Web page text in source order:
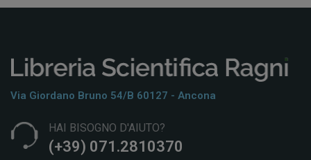
Via Giordano Bruno 54/b 60127 - Ancona
HAI BISOGNO D'AIUTO?
(+39) 071.2810370